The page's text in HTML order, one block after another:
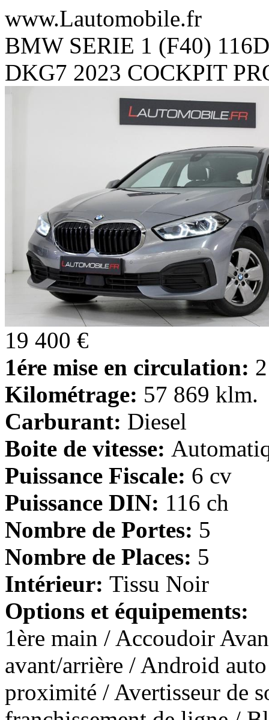
www.Lautomobile.fr
BMW SERIE 1 (F40)
DKG7 2023 COCKPIT
19 400 €
1ére mise en circulation:
Kilométrage: 57 869 klm.
Carburant: Diesel
Boite de vitesse:
Puissance Fiscale: 6 cv
Puissance DIN: 116 ch
Nombre de Portes: 5
Nombre de Places: 5
Intérieur: Tissu Noir
Options et équipements:
1ère main / Accoudoir
avant/arrière / Android
proximité / Avertisseur de